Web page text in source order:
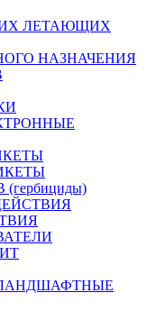
ЛЕТАЮЩИХ
НАЗНАЧЕНИЯ